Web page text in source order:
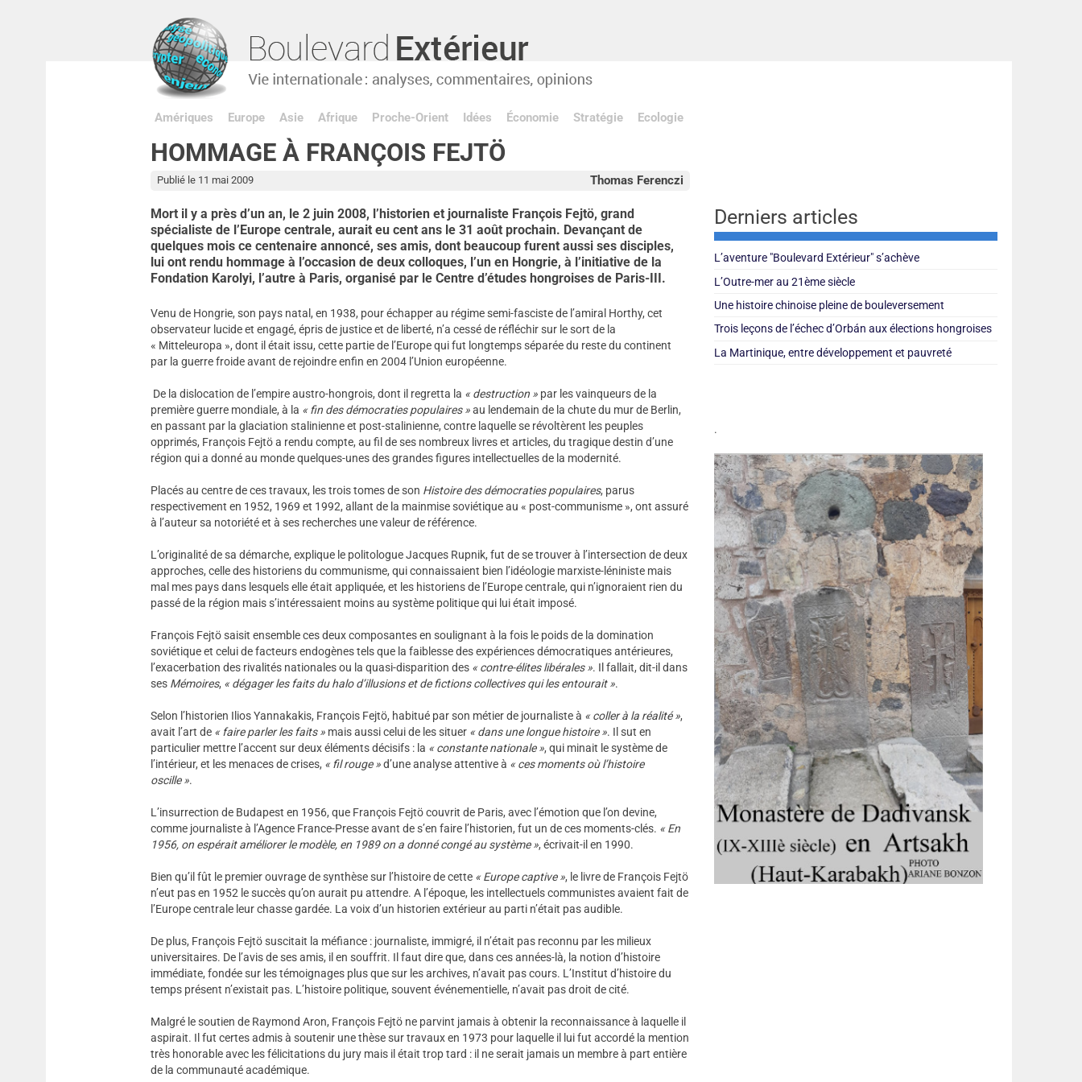
Amériques Europe Asie Afrique Proche-Orient Idées Économie Stratégie Ecologie
HOMMAGE À FRANÇOIS FEJTÖ
Thomas Ferenczi
Publié le 11 mai 2009
Mort il y a près d’un an, le 2 juin 2008, l’historien et journaliste François Fejtö, grand
spécialiste de l’Europe centrale, aurait eu cent ans le 31 août prochain. Devançant de
quelques mois ce centenaire annoncé, ses amis, dont beaucoup furent aussi ses disciples,
lui ont rendu hommage à l’occasion de deux colloques, l’un en Hongrie, à l’initiative de la
Fondation Karolyi, l’autre à Paris, organisé par le Centre d’études hongroises de Paris-III.
Venu de Hongrie, son pays natal, en 1938, pour échapper au régime semi-fasciste de l’amiral Horthy, cet
observateur lucide et engagé, épris de justice et de liberté, n’a cessé de réfléchir sur le sort de la
« Mitteleuropa », dont il était issu, cette partie de l’Europe qui fut longtemps séparée du reste du continent
par la guerre froide avant de rejoindre enfin en 2004 l’Union européenne.
De la dislocation de l’empire austro-hongrois, dont il regretta la « destruction » par les vainqueurs de la
première guerre mondiale, à la « fin des démocraties populaires »au lendemain de la chute du mur de Berlin,
en passant par la glaciation stalinienne et post-stalinienne, contre laquelle se révoltèrent les peuples
opprimés, François Fejtö a rendu compte, au fil de ses nombreux livres et articles, du tragique destin d’une
région qui a donné au monde quelques-unes des grandes figures intellectuelles de la modernité.
Placés au centre de ces travaux, les trois tomes de son Histoire des démocraties populaires, parus
respectivement en 1952, 1969 et 1992, allant de la mainmise soviétique au « post-communisme », ont assuré
à l’auteur sa notoriété et à ses recherches une valeur de référence.
L’originalité de sa démarche, explique le politologue Jacques Rupnik, fut de se trouver à l’intersection de deux
approches, celle des historiens du communisme, qui connaissaient bien l’idéologie marxiste-léniniste mais
mal mes pays dans lesquels elle était appliquée, et les historiens de l’Europe centrale, qui n’ignoraient rien du
passé de la région mais s’intéressaient moins au système politique qui lui était imposé.
François Fejtö saisit ensemble ces deux composantes en soulignant à la fois le poids de la domination
soviétique et celui de facteurs endogènes tels que la faiblesse des expériences démocratiques antérieures,
l’exacerbation des rivalités nationales ou la quasi-disparition des « contre-élites libérales ». Il fallait, dit-il dans
ses Mémoires, « dégager les faits du halo d’illusions et de fictions collectives qui les entourait ».
Selon l’historien Ilios Yannakakis, François Fejtö, habitué par son métier de journaliste à « coller à la réalité »,
avait l’art de « faire parler les faits » mais aussi celui de les situer « dans une longue histoire ». Il sut en
particulier mettre l’accent sur deux éléments décisifs : la « constante nationale », qui minait le système de
l’intérieur, et les menaces de crises, « fil rouge »d’une analyse attentive à « ces moments où l’histoire
oscille ».
L’insurrection de Budapest en 1956, que François Fejtö couvrit de Paris, avec l’émotion que l’on devine,
comme journaliste à l’Agence France-Presse avant de s’en faire l’historien, fut un de ces moments-clés. « En
1956, on espérait améliorer le modèle, en 1989 on a donné congé au système », écrivait-il en 1990.
Bien qu’il fût le premier ouvrage de synthèse sur l’histoire de cette « Europe captive », le livre de François Fejtö
n’eut pas en 1952 le succès qu’on aurait pu attendre. A l’époque, les intellectuels communistes avaient fait de
l’Europe centrale leur chasse gardée. La voix d’un historien extérieur au parti n’était pas audible.
De plus, François Fejtö suscitait la méfiance : journaliste, immigré, il n’était pas reconnu par les milieux
universitaires. De l’avis de ses amis, il en souffrit. Il faut dire que, dans ces années-là, la notion d’histoire
immédiate, fondée sur les témoignages plus que sur les archives, n’avait pas cours. L’Institut d’histoire du
temps présent n’existait pas. L’histoire politique, souvent événementielle, n’avait pas droit de cité.
Malgré le soutien de Raymond Aron, François Fejtö ne parvint jamais à obtenir la reconnaissance à laquelle il
aspirait. Il fut certes admis à soutenir une thèse sur travaux en 1973 pour laquelle il lui fut accordé la mention
très honorable avec les félicitations du jury mais il était trop tard : il ne serait jamais un membre à part entière
de la communauté académique.
Derniers articles
L’aventure "Boulevard Extérieur" s’achève
L’Outre-mer au 21ème siècle
Une histoire chinoise pleine de bouleversement
Trois leçons de l’échec d’Orbán aux élections hongroises
La Martinique, entre développement et pauvreté
.